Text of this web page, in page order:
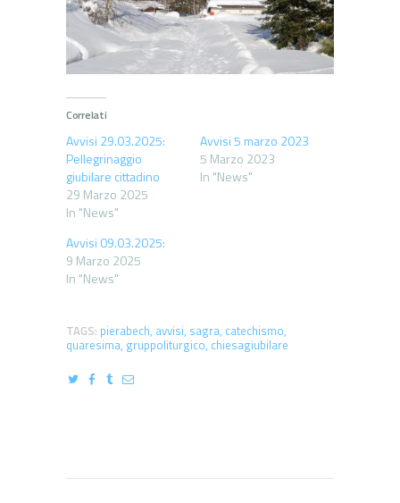
Correlati
Avvisi 29.03.2025:
Pellegrinaggio
giubilare cittadino
29 Marzo 2025
In "News"
Avvisi 5 marzo 2023
5 Marzo 2023
In "News"
Avvisi 09.03.2025:
9 Marzo 2025
In "News"
TAGS: pierabech, avvisi, sagra, catechismo,
quaresima, gruppoliturgico, chiesagiubilare